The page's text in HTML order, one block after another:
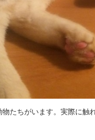
たちがいます。実際に